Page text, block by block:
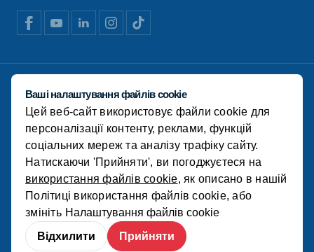
Відмова від відповідальності
Політика конфіденційності
Політика використання файлів cookie
Фінансова звітність
© Koudijs 2022
Ваші налаштування файлів cookie
Цей веб-сайт використовує файли cookie для
персоналізації контенту, реклами, функцій
соціальних мереж та аналізу трафіку сайту.
Натискаючи 'Прийняти', ви погоджуєтеся на
використання файлів cookie, як описано в нашій
Політиці використання файлів cookie, або
змініть Налаштування файлів cookie
Відхилити
Прийняти